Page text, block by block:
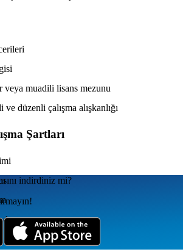
muadili lisans mezunu
düzenli çalışma alışkanlığı
Şartları
indirdiniz mi?